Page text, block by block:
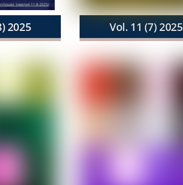
2025 Vol. 11 (7) 2025